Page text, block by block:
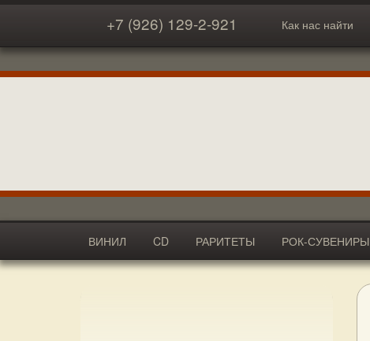
+7 (926) 129-2-921 Как нас найти
ВИНИЛ CD РАРИТЕТЫ РОК-СУВЕНИРЫ
АКСЕССУАРЫ